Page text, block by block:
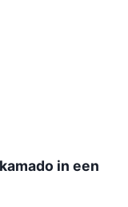
in een